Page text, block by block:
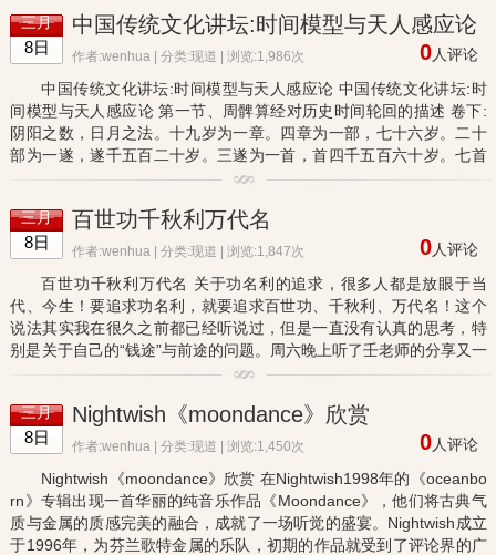
三月
8日
中国传统文化讲坛:时间模型与天人感应论
作者:wenhua | 分类:现道 | 浏览:1,986次 0人评论
中国传统文化讲坛:时间模型与天人感应论 中国传统文化讲坛:时
间模型与天人感应论 第一节、周髀算经对历史时间轮回的描述 卷下:
阴阳之数，日月之法。十九岁为一章。四章为一部，七十六岁。二十
部为一遂，遂千五百二十岁。三遂为一首，首四千五百六十岁。七首
为一极，极三万一千九百二十岁。生数皆终，万物复始。天以更元...
三月
8日
百世功千秋利万代名
作者:wenhua | 分类:现道 | 浏览:1,847次 0人评论
百世功千秋利万代名 关于功名利的追求，很多人都是放眼于当
代、今生！要追求功名利，就要追求百世功、千秋利、万代名！这个
说法其实我在很久之前都已经听说过，但是一直没有认真的思考，特
别是关于自己的“钱途”与前途的问题。周六晚上听了壬老师的分享又一
次升华。 根据道德经的第一章，首先来讲了一下我们在来世界之前...
三月
8日
Nightwish《moondance》欣赏
作者:wenhua | 分类:现道 | 浏览:1,450次 0人评论
Nightwish《moondance》欣赏 在Nightwish1998年的《oceanbo
rn》专辑出现一首华丽的纯音乐作品《Moondance》，他们将古典气
质与金属的质感完美的融合，成就了一场听觉的盛宴。Nightwish成立
于1996年，为芬兰歌特金属的乐队，初期的作品就受到了评论界的广